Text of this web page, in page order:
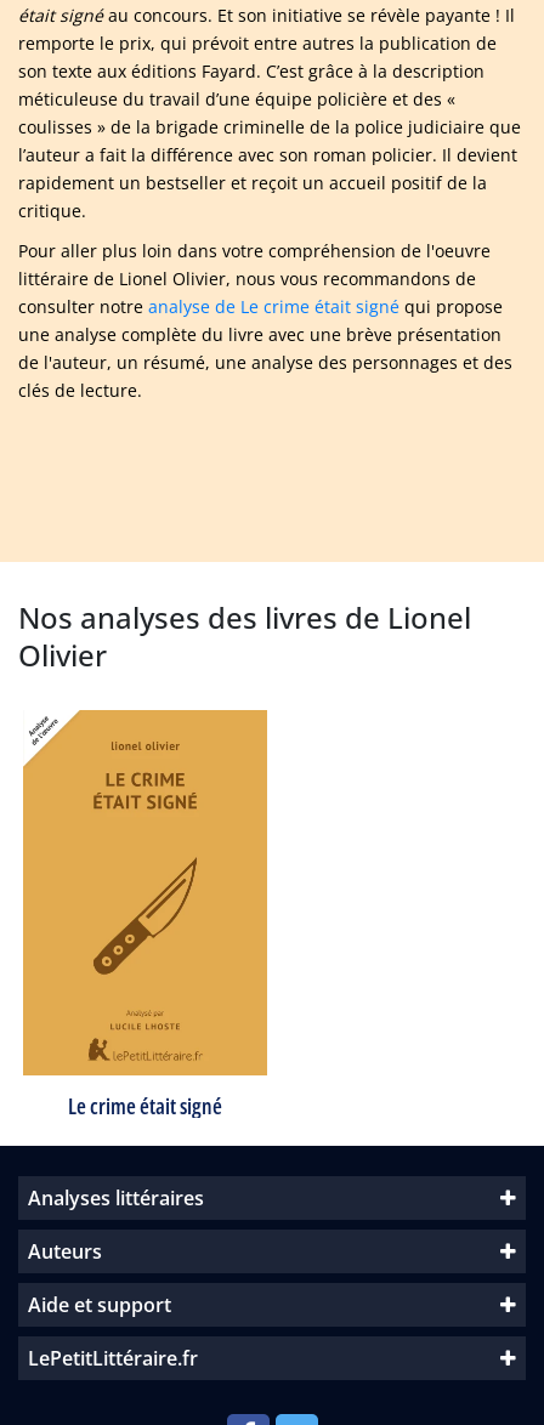
était signéau concours. Et son initiative se révèle payante ! Il
remporte le prix, qui prévoit entre autres la publication de
son texte aux éditions Fayard. C’est grâce à la description
méticuleuse du travail d’une équipe policière et des «
coulisses » de la brigade criminelle de la police judiciaire que
l’auteur a fait la différence avec son roman policier. Il devient
rapidement un bestseller et reçoit un accueil positif de la
critique.
Pour aller plus loin dans votre compréhension de l'oeuvre
littéraire de Lionel Olivier, nous vous recommandons de
consulter notre analyse de Le crime était signé qui propose
une analyse complète du livre avec une brève présentation
de l'auteur, un résumé, une analyse des personnages et des
clés de lecture.
Nos analyses des livres de Lionel
Olivier
Le crime était signé
Analyses littéraires
Auteurs
Aide et support
LePetitLittéraire.fr